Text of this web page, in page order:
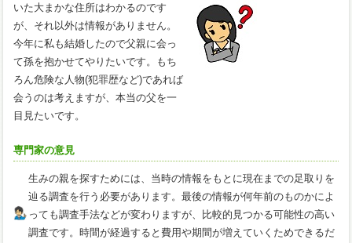
いた大まかな住所はわかるのです
が、それ以外は情報がありません。
今年に私も結婚したので父親に会っ
て孫を抱かせてやりたいです。もち
ろん危険な人物(犯罪歴など)であれば
会うのは考えますが、本当の父を一
目見たいです。
専門家の意見
生みの親を探すためには、当時の情報をもとに現在までの足取りを
辿る調査を行う必要があります。最後の情報が何年前のものかによ
っても調査手法などが変わりますが、比較的見つかる可能性の高い
調査です。時間が経過すると費用や期間が増えていくためできるだ